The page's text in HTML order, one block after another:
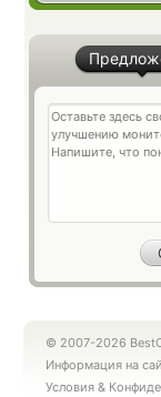
© 2007-2026
Информация на
Условия &